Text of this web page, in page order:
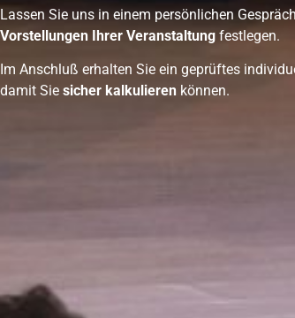
Lassen Sie uns in einem persönlichen
Vorstellungen Ihrer Veranstaltung festlegen.
Im Anschluß erhalten Sie ein geprüftes
damit Sie sicher kalkulieren können.